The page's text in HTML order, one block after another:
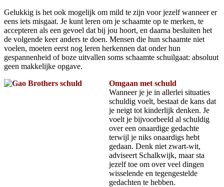
Gelukkig is het ook mogelijk om mild te zijn voor jezelf wanneer er
eens iets misgaat. Je kunt leren om je schaamte op te merken, te
accepteren als een gevoel dat bij jou hoort, en daarna besluiten het
de volgende keer anders te doen. Mensen die hun schaamte niet
voelen, moeten eerst nog leren herkennen dat onder hun
gespannenheid of boze uitvallen soms schaamte schuilgaat: absoluut
geen makkelijke opgave.
Omgaan met schuld
Wanneer je je in allerlei situaties
schuldig voelt, bestaat de kans dat
je neigt tot kinderlijk denken. Je
voelt je bijvoorbeeld al schuldig
over een onaardige gedachte
terwijl je niks onaardigs hebt
gedaan. Denk niet zwart-wit,
adviseert Schalkwijk, maar sta
jezelf toe om over veel dingen
wisselende en tegengestelde
gedachten te hebben.